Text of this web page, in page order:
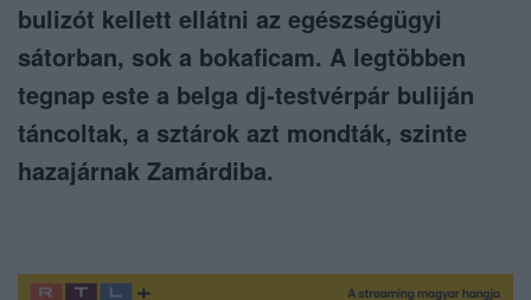
bulizót kellett ellátni az egészségügyi
sátorban, sok a bokaficam. A legtöbben
tegnap este a belga dj-testvérpár buliján
táncoltak, a sztárok azt mondták, szinte
hazajárnak Zamárdiba.